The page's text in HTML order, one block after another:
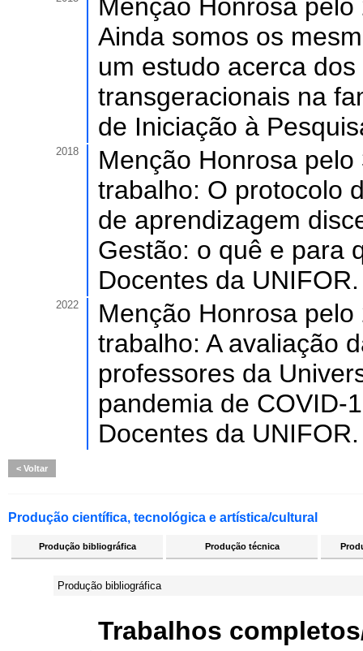
Menção Honrosa
Ainda somos os
um estudo acerca
transgeracionais na
de Iniciação à
2018
Menção Honrosa
trabalho: O protocolo
de aprendizagem
Gestão: o quê e para
Docentes da UNIFOR.
2022
Menção Honrosa
trabalho: A avaliação
professores da
pandemia de COVID-
Docentes da UNIFOR.
Voltar
Produção científica, tecnológica e artística/cultural
Produção bibliográfica Produção técnica
Produção bibliográfica
Trabalhos